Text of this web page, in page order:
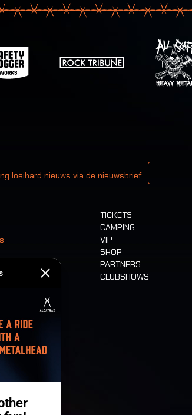
loeihard nieuws via de nieuwsbrief
Uw email adres
TICKETS
CAMPING
VIP
SHOP
PARTNERS
CLUBSHOWS